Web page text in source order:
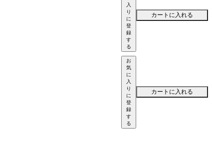
入
り
に
登
録
す
る
カートに入れる
お
気
に
入
り
に
登
録
す
る
カートに入れる